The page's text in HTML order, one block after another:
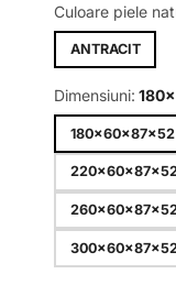
Culoare piele
ANTRACIT
Dimensiuni:
180x60x87x52